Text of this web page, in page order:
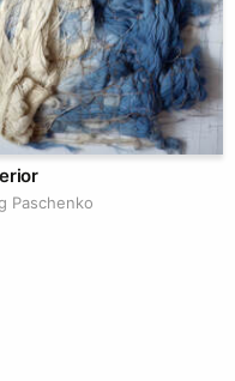
Paschenko